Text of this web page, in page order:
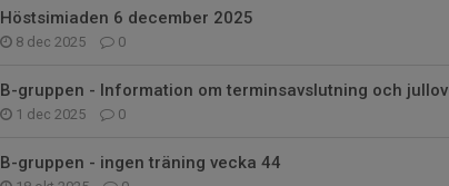
Höstsimiaden 6 december 2025
8 dec 2025 0
B-gruppen - Information om terminsavslutning och jullov
1 dec 2025 0
B-gruppen - ingen träning vecka 44